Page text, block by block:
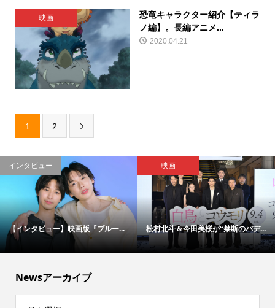
映画
恐竜キャラクター紹介【ティラ
ノ編】。長編アニメ...
2020.04.21
1 2 
インタビュー
【インタビュー】映画版『ブルー...
映画
松村北斗＆今田美桜が“禁断のバデ...
Newsアーカイブ